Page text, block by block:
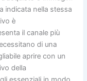
indicata nella stessa
è
il canale più
di una
aprire con un
della